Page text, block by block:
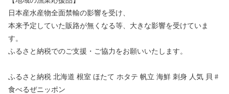
日本産水産物全面禁輸の影響を受け、
本来予定していた販路が無くなる等、大きな影響を受けていま
す。
ふるさと納税でのご支援・ご協力をお願いいたします。
ふるさと納税 北海道 根室 ほたて ホタテ 帆立 海鮮 刺身 人気 貝 #
食べるぜニッポン